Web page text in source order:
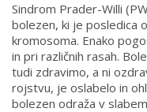
Sindrom Prader-Willi
bolezen, ki je posledica
kromosoma. Enako
in pri različnih rasah.
tudi zdravimo, a ni
rojstvu, je oslabelo in
bolezen odraža v